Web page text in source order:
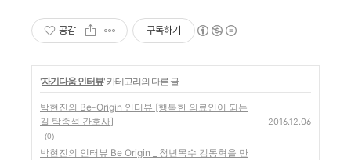
공감 구독하기
'자기다움 인터뷰' 카테고리의 다른 글
박현진의 Be-Origin 인터뷰 [행복한 의료인이 되는
길 탁종석 간호사]
(0)
2016.12.06
박현진의 인터뷰 Be Origin _ 청년목수 김동혁을 만